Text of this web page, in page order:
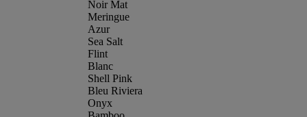
Noir Mat
Meringue
Azur
Sea Salt
Flint
Blanc
Shell Pink
Bleu Riviera
Onyx